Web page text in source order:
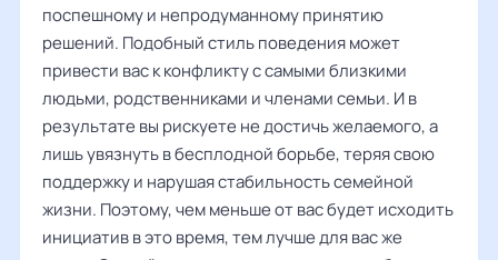
поспешному и непродуманному принятию
решений. Подобный стиль поведения может
привести вас к конфликту с самыми близкими
людьми, родственниками и членами семьи. И в
результате вы рискуете не достичь желаемого, а
лишь увязнуть в бесплодной борьбе, теряя свою
поддержку и нарушая стабильность семейной
жизни. Поэтому, чем меньше от вас будет исходить
инициатив в это время, тем лучше для вас же